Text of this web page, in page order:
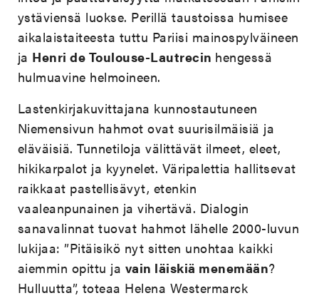
ystäviensä luokse. Perillä taustoissa humisee
aikalaistaiteesta tuttu Pariisi mainospylväineen
ja Henri de Toulouse-Lautrecin hengessä
hulmuavine helmoineen.
Lastenkirjakuvittajana kunnostautuneen
Niemensivun hahmot ovat suurisilmäisiä ja
eläväisiä. Tunnetiloja välittävät ilmeet, eleet,
hikikarpalot ja kyynelet. Väripalettia hallitsevat
raikkaat pastellisävyt, etenkin
vaaleanpunainen ja vihertävä. Dialogin
sanavalinnat tuovat hahmot lähelle 2000-luvun
lukijaa: ”Pitäisikö nyt sitten unohtaa kaikki
aiemmin opittu ja vain läiskiä menemään?
Hulluutta”, toteaa Helena Westermarck